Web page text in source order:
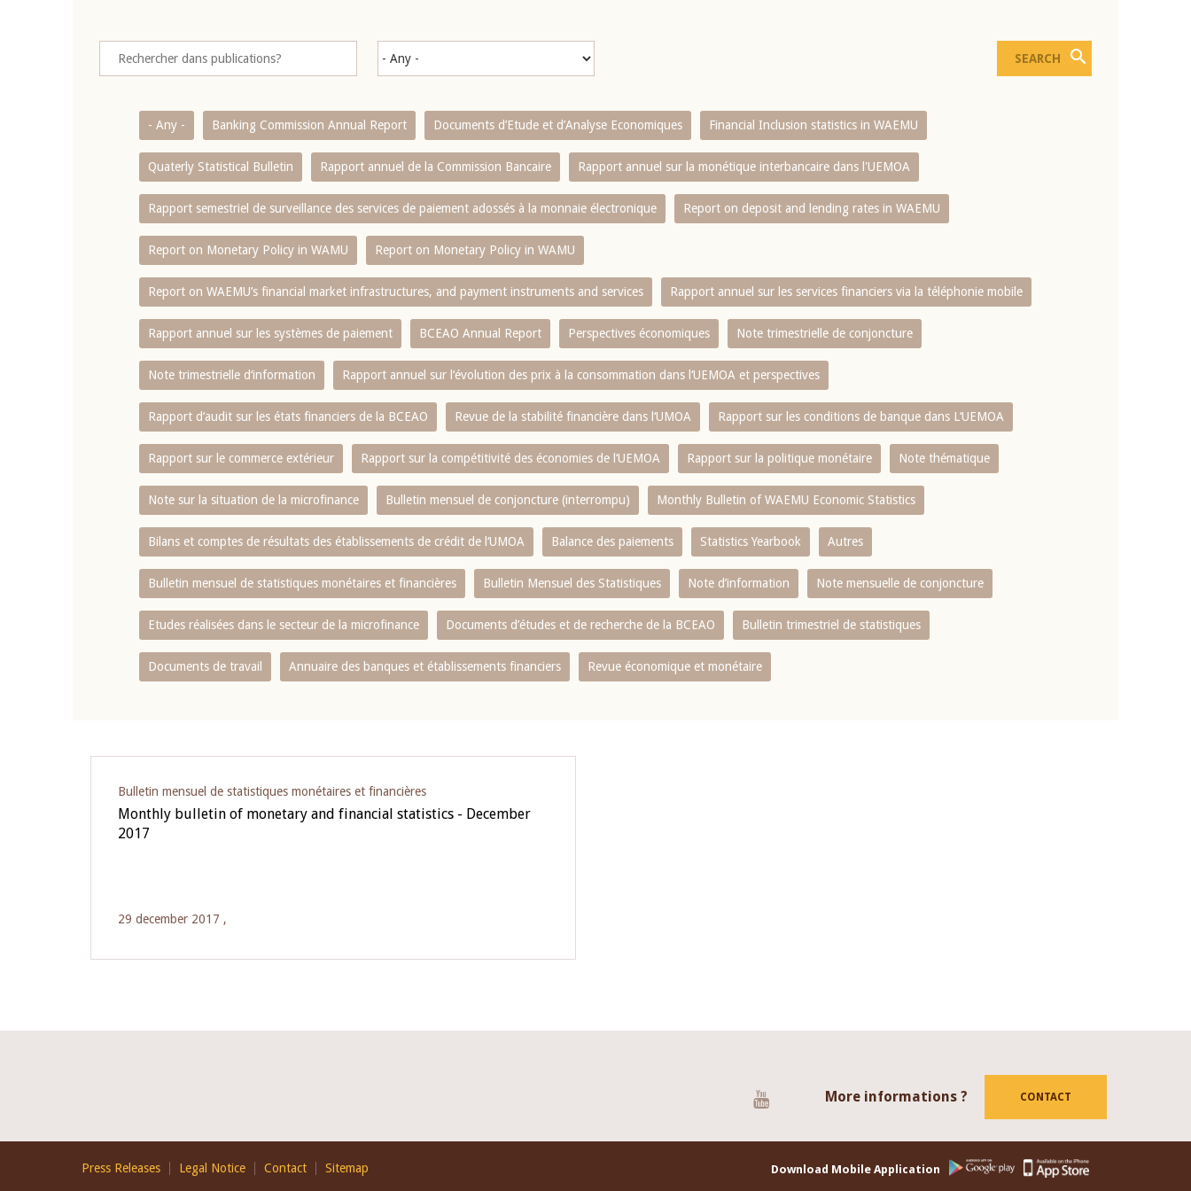
- Any - Banking Commission Annual Report Documents d’Etude et d’Analyse Economiques Financial Inclusion statistics in WAEMU
Quaterly Statistical Bulletin Rapport annuel de la Commission Bancaire Rapport annuel sur la monétique interbancaire dans l'UEMOA
Rapport semestriel de surveillance des services de paiement adossés à la monnaie électronique Report on deposit and lending rates in WAEMU
Report on Monetary Policy in WAMU Report on Monetary Policy in WAMU
Report on WAEMU’s financial market infrastructures, and payment instruments and services Rapport annuel sur les services financiers via la téléphonie mobile
Rapport annuel sur les systèmes de paiement BCEAO Annual Report Perspectives économiques Note trimestrielle de conjoncture
Note trimestrielle d‘information Rapport annuel sur l‘évolution des prix à la consommation dans l‘UEMOA et perspectives
Rapport d‘audit sur les états financiers de la BCEAO Revue de la stabilité financière dans l‘UMOA Rapport sur les conditions de banque dans L‘UEMOA
Rapport sur le commerce extérieur Rapport sur la compétitivité des économies de l‘UEMOA Rapport sur la politique monétaire Note thématique
Note sur la situation de la microfinance Bulletin mensuel de conjoncture (interrompu) Monthly Bulletin of WAEMU Economic Statistics
Bilans et comptes de résultats des établissements de crédit de l‘UMOA Balance des paiements Statistics Yearbook Autres
Bulletin mensuel de statistiques monétaires et financières Bulletin Mensuel des Statistiques Note d’information Note mensuelle de conjoncture
Etudes réalisées dans le secteur de la microfinance Documents d’études et de recherche de la BCEAO Bulletin trimestriel de statistiques
Documents de travail Annuaire des banques et établissements financiers Revue économique et monétaire
Bulletin mensuel de statistiques monétaires et financières
Monthly bulletin of monetary and financial statistics - December
2017
29 december 2017 ,
More informations ? CONTACT
Download Mobile Application
Footer
EN
Press Releases Legal Notice Contact Sitemap